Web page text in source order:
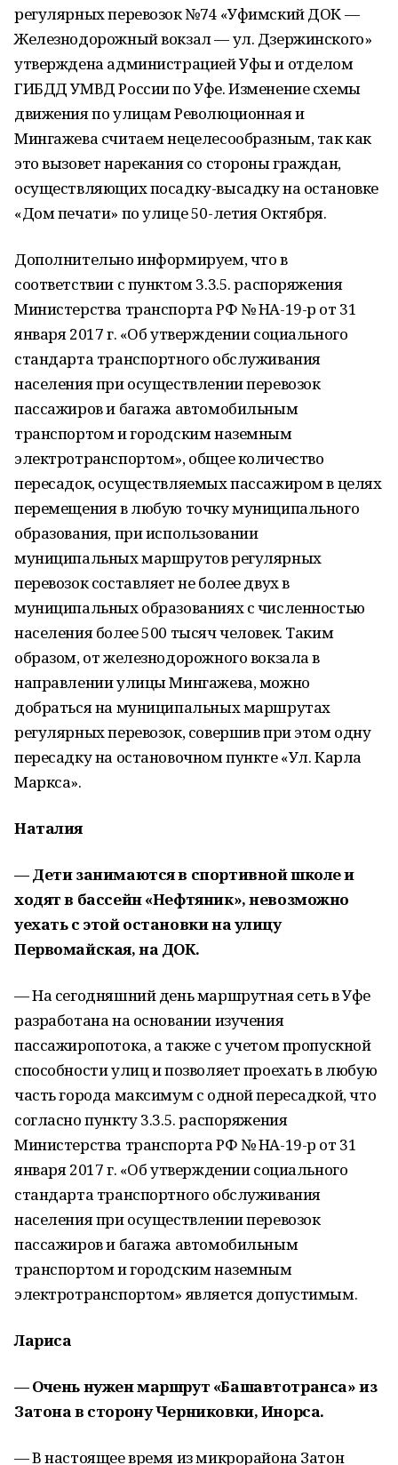
регулярных перевозок №74 «Уфимский ДОК —
Железнодорожный вокзал — ул. Дзержинского»
утверждена администрацией Уфы и отделом
ГИБДД УМВД России по Уфе. Изменение схемы
движения по улицам Революционная и
Мингажева считаем нецелесообразным, так как
это вызовет нарекания со стороны граждан,
осуществляющих посадку-высадку на остановке
«Дом печати» по улице 50-летия Октября.
Дополнительно информируем, что в
соответствии с пунктом 3.3.5. распоряжения
Министерства транспорта РФ № НА-19-р от 31
января 2017 г. «Об утверждении социального
стандарта транспортного обслуживания
населения при осуществлении перевозок
пассажиров и багажа автомобильным
транспортом и городским наземным
электротранспортом», общее количество
пересадок, осуществляемых пассажиром в целях
перемещения в любую точку муниципального
образования, при использовании
муниципальных маршрутов регулярных
перевозок составляет не более двух в
муниципальных образованиях с численностью
населения более 500 тысяч человек. Таким
образом, от железнодорожного вокзала в
направлении улицы Мингажева, можно
добраться на муниципальных маршрутах
регулярных перевозок, совершив при этом одну
пересадку на остановочном пункте «Ул. Карла
Маркса».
Наталия
— Дети занимаются в спортивной школе и
ходят в бассейн «Нефтяник», невозможно
уехать с этой остановки на улицу
Первомайская, на ДОК.
— На сегодняшний день маршрутная сеть в Уфе
разработана на основании изучения
пассажиропотока, а также с учетом пропускной
способности улиц и позволяет проехать в любую
часть города максимум с одной пересадкой, что
согласно пункту 3.3.5. распоряжения
Министерства транспорта РФ № НА-19-р от 31
января 2017 г. «Об утверждении социального
стандарта транспортного обслуживания
населения при осуществлении перевозок
пассажиров и багажа автомобильным
транспортом и городским наземным
электротранспортом» является допустимым.
Лариса
— Очень нужен маршрут «Башавтотранса» из
Затона в сторону Черниковки, Инорса.
— В настоящее время из микрорайона Затон